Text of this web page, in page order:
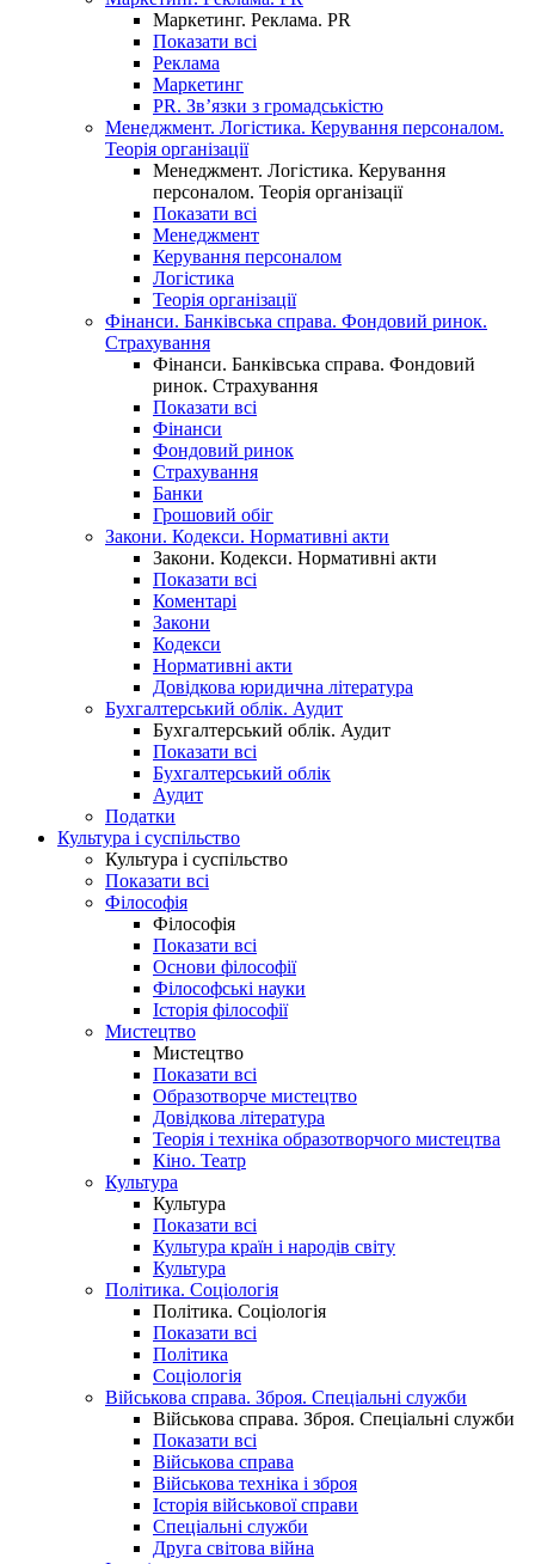
Маркетинг. Реклама. PR
Показати всі
Реклама
Маркетинг
PR. Зв’язки з громадськістю
Менеджмент. Логістика. Керування персоналом.
Теорія організації
Менеджмент. Логістика. Керування
персоналом. Теорія організації
Показати всі
Менеджмент
Керування персоналом
Логістика
Теорія організації
Фінанси. Банківська справа. Фондовий ринок.
Страхування
Фінанси. Банківська справа. Фондовий
ринок. Страхування
Показати всі
Фінанси
Фондовий ринок
Страхування
Банки
Грошовий обіг
Закони. Кодекси. Нормативні акти
Закони. Кодекси. Нормативні акти
Показати всі
Коментарі
Закони
Кодекси
Нормативні акти
Довідкова юридична література
Бухгалтерський облік. Аудит
Бухгалтерський облік. Аудит
Показати всі
Бухгалтерський облік
Аудит
Податки
Культура і суспільство
Культура і суспільство
Показати всі
Філософія
Філософія
Показати всі
Основи філософії
Філософські науки
Історія філософії
Мистецтво
Мистецтво
Показати всі
Образотворче мистецтво
Довідкова література
Теорія і техніка образотворчого мистецтва
Кіно. Театр
Культура
Культура
Показати всі
Культура країн і народів світу
Культура
Політика. Соціологія
Політика. Соціологія
Показати всі
Політика
Соціологія
Військова справа. Зброя. Спеціальні служби
Військова справа. Зброя. Спеціальні служби
Показати всі
Військова справа
Військова техніка і зброя
Історія військової справи
Спеціальні служби
Друга світова війна